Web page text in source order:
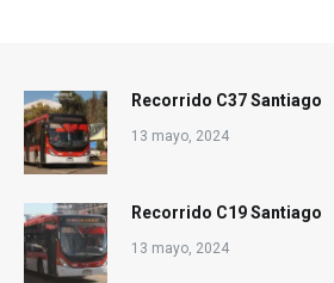
Recorrido C37 Santiago
13 mayo, 2024
Recorrido C19 Santiago
13 mayo, 2024